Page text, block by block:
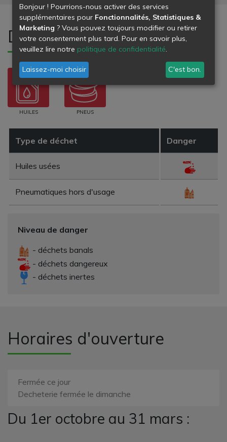
Déchets refusés
Type de déchet Danger
Huiles usées
Pneumatiques hors d'usage
Niveau de danger
- déchets banals
- déchets dangereux
- déchets inertes
HUILES PNEUS
Horaires d'ouverture
Fermée ce jour
Decheterie fermée le dimanche
Du 1er octobre au 31 mars :
Bonjour ! Pourrions-nous activer des services
supplémentaires pour Fonctionnalités, Statistiques &
Marketing ? Vous pouvez toujours modifier ou retirer
votre consentement plus tard. Pour en savoir plus,
veuillez lire notre politique de confidentialité.
Laissez-moi choisir C'est bon.